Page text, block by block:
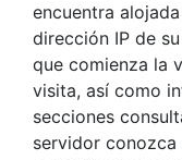
encuentra
dirección IP de
que comienza la
visita, así como
secciones
servidor